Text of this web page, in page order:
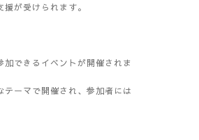
が受けられます。
できるイベントが開催されま
ーマで開催され、参加者には